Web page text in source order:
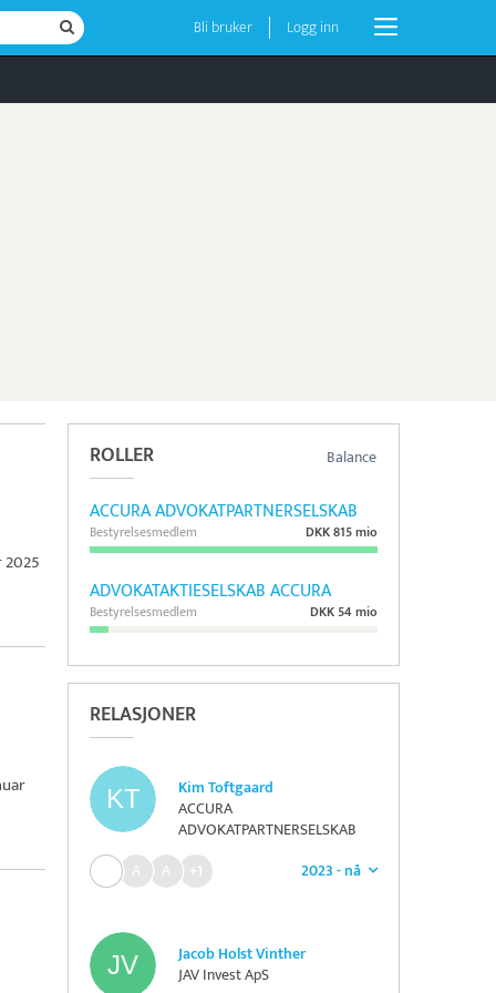
Bli bruker Logg inn
Balance
ROLLER
ACCURA ADVOKATPARTNERSELSKAB
DKK 815 mio
Bestyrelsesmedlem
ADVOKATAKTIESELSKAB ACCURA
DKK 54 mio
Bestyrelsesmedlem
RELASJONER
Kim Toftgaard
ACCURA
ADVOKATPARTNERSELSKAB
2023 - nå
+1
Jacob Holst Vinther
JAV Invest ApS